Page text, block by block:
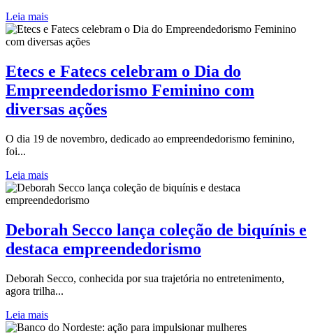
Leia mais
Etecs e Fatecs celebram o Dia do
Empreendedorismo Feminino com
diversas ações
O dia 19 de novembro, dedicado ao empreendedorismo feminino,
foi...
Leia mais
Deborah Secco lança coleção de biquínis e
destaca empreendedorismo
Deborah Secco, conhecida por sua trajetória no entretenimento,
agora trilha...
Leia mais